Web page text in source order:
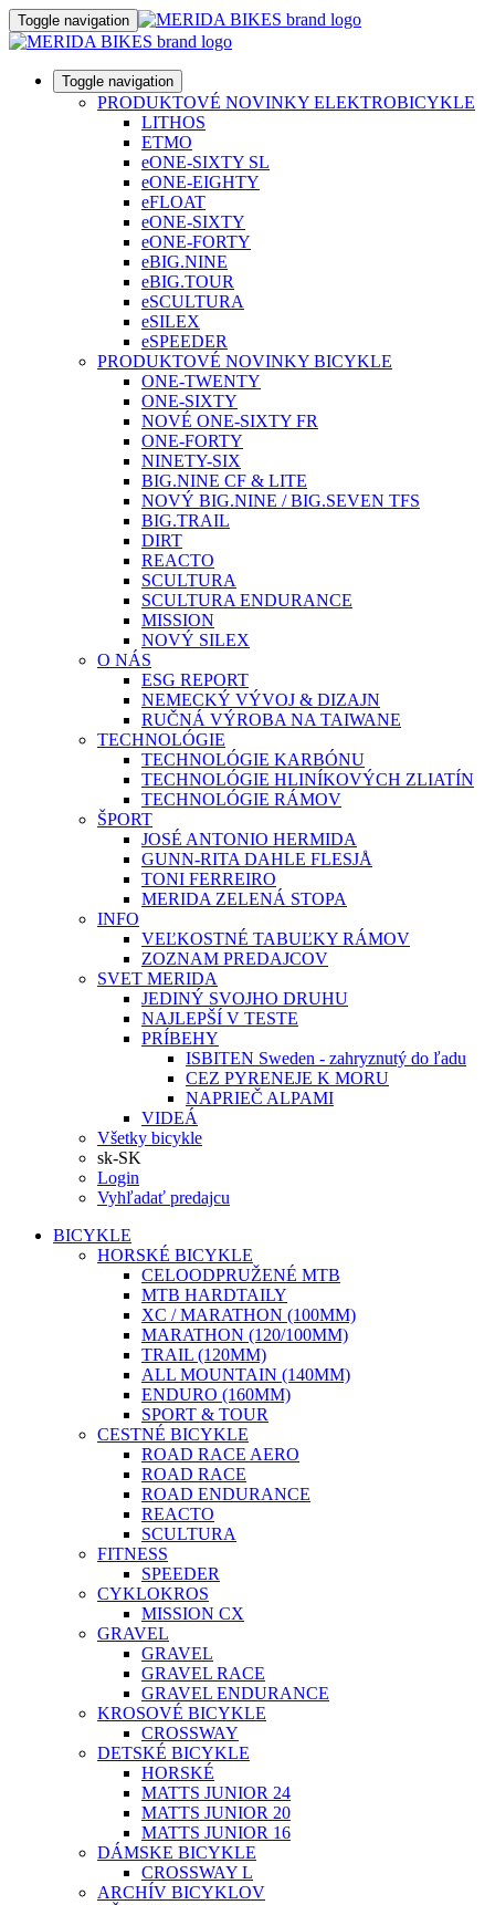
Toggle navigation
Toggle navigation
PRODUKTOVÉ NOVINKY ELEKTROBICYKLE
LITHOS
ETMO
eONE-SIXTY SL
eONE-EIGHTY
eFLOAT
eONE-SIXTY
eONE-FORTY
eBIG.NINE
eBIG.TOUR
eSCULTURA
eSILEX
eSPEEDER
PRODUKTOVÉ NOVINKY BICYKLE
ONE-TWENTY
ONE-SIXTY
NOVÉ ONE-SIXTY FR
ONE-FORTY
NINETY-SIX
BIG.NINE CF & LITE
NOVÝ BIG.NINE / BIG.SEVEN TFS
BIG.TRAIL
DIRT
REACTO
SCULTURA
SCULTURA ENDURANCE
MISSION
NOVÝ SILEX
O NÁS
ESG REPORT
NEMECKÝ VÝVOJ & DIZAJN
RUČNÁ VÝROBA NA TAIWANE
TECHNOLÓGIE
TECHNOLÓGIE KARBÓNU
TECHNOLÓGIE HLINÍKOVÝCH ZLIATÍN
TECHNOLÓGIE RÁMOV
ŠPORT
JOSÉ ANTONIO HERMIDA
GUNN-RITA DAHLE FLESJÅ
TONI FERREIRO
MERIDA ZELENÁ STOPA
INFO
VEĽKOSTNÉ TABUĽKY RÁMOV
ZOZNAM PREDAJCOV
SVET MERIDA
JEDINÝ SVOJHO DRUHU
NAJLEPŠÍ V TESTE
PRÍBEHY
ISBITEN Sweden - zahryznutý do ľadu
CEZ PYRENEJE K MORU
NAPRIEČ ALPAMI
VIDEÁ
Všetky bicykle
sk-SK
Login
Vyhľadať predajcu
BICYKLE
HORSKÉ BICYKLE
CELOODPRUŽENÉ MTB
MTB HARDTAILY
XC / MARATHON (100MM)
MARATHON (120/100MM)
TRAIL (120MM)
ALL MOUNTAIN (140MM)
ENDURO (160MM)
SPORT & TOUR
CESTNÉ BICYKLE
ROAD RACE AERO
ROAD RACE
ROAD ENDURANCE
REACTO
SCULTURA
FITNESS
SPEEDER
CYKLOKROS
MISSION CX
GRAVEL
GRAVEL
GRAVEL RACE
GRAVEL ENDURANCE
KROSOVÉ BICYKLE
CROSSWAY
DETSKÉ BICYKLE
HORSKÉ
MATTS JUNIOR 24
MATTS JUNIOR 20
MATTS JUNIOR 16
DÁMSKE BICYKLE
CROSSWAY L
ARCHÍV BICYKLOV